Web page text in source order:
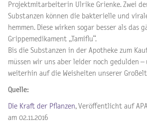
Projektmitarbeiterin Ulrike Grienke. Zwei
Substanzen können die bakterielle und
hemmen. Diese wirken sogar besser als das
Grippemedikament „Tamiflu“.
Bis die Substanzen in der Apotheke zum
müssen wir uns aber leider noch gedulden –
weiterhin auf die Weisheiten unserer
Quelle:
Die Kraft der Pflanzen, Veröffentlicht auf
am 02.11.2016